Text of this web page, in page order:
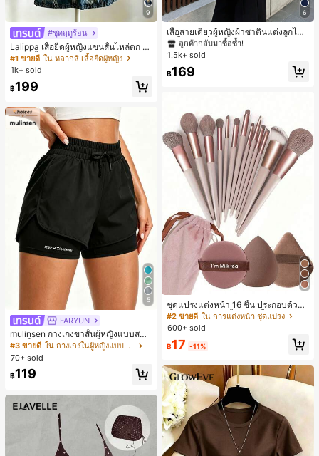
9
#ชุดฤดูร้อน
Lalippa เสื้อยืดผู้หญิงแขนสั้นไหล่ตก ค
อวีปกเสื้อ ลายพิมพ์ดิจิทัลลายทาง สไตล์
สปอร์ตแฟชั่นมินิมอล ของขวัญสำหรับเ
พื่อน
#1 ขายดี ใน หลากสี เสื้อยืดผู้หญิง
1k+ sold
฿199
5
FARYUN
mulinsen กางเกงขาสั้นผู้หญิงแบบสบา
ยๆ สีพื้น หลวม อเนกประสงค์ กางเกงขา
สั้นกีฬา 2-In-1 สำหรับวิ่ง ฟิตเนส และก
ารฝึกซ้อมกีฬาในฤดูร้อน
#3 ขายดี
ใน กางเกงในผู้หญิงแบบแอคทีฟ
70+ sold
฿119
6
เสื้อสายเดี่ยวผู้หญิงผ้าซาตินแต่งลูกไม้
- เสื้อสายเดี่ยวฤดูร้อนสีคากีมีรอยผ่าด้า
นข้างที่น่าดึงดูดแบบสบายๆ
#1 ขายดี
ใน สีกากี เสื้อสตรี เสื้อเบลาส์ & Tee
ลูกค้ากลับมาซื้อซ้ำ!
#1 ขายดี
ลูกค้ากลับมาซื้อซ้ำ!
#1 ขายดี
ลูกค้ากลับมาซื้อซ้ำ!
#1 ขายดี
ใน สีกากี เสื้อสตรี เสื้อเบลาส์ & Tee
1.5k+ sold
฿169
ชุดแปรงแต่งหน้า 16 ชิ้น ประกอบด้วยแ
ปรงแต่งหน้า 13 ชิ้น, ฟองน้ำแต่งหน้ารู
ปหยดน้ำ 1 ชิ้น, แปรงแป้งรองพื้นกลม 1
1 ชิ้น - ชุดคลาสสิก ทำจากขนสังเคราะ
หญิงและเด็กผู้หญิง เหมาะสำหรับฤดูใบ
ไม้ร่วงและฤดูหนาว
#2 ขายดี ใน การแต่งหน้า ชุดแปรง
600+ sold
฿17 -11%